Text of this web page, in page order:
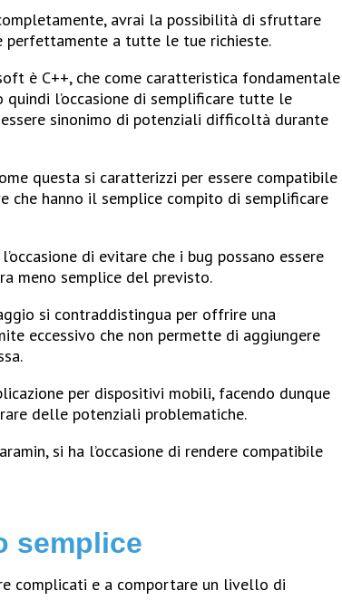
avrai la possibilità di sfruttare
perfettamente a tutte le tue richieste.
è C++, che come caratteristica fondamentale
l’occasione di semplificare tutte le
sinonimo di potenziali difficoltà durante
questa si caratterizzi per essere compatibile
che hanno il semplice compito di semplificare
di evitare che i bug possano essere
meno semplice del previsto.
si contraddistingua per offrire una
eccessivo che non permette di aggiungere
per dispositivi mobili, facendo dunque
delle potenziali problematiche.
si ha l’occasione di rendere compatibile
semplice
complicati e a comportare un livello di